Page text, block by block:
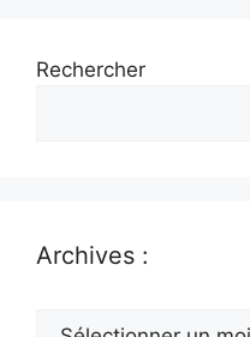
Rechercher
Archives :
Archives